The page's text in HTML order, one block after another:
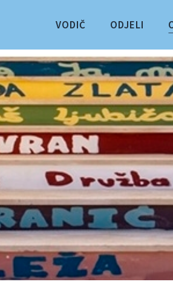
VODIČ ODJELI